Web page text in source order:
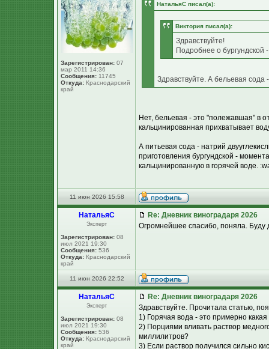
Зарегистрирован: 07
мар 2011 14:36
Сообщения: 11745
Откуда: Краснодарский
край
НатальяС писал(а):
Виктория писал(а):
Здравствуйте!
Подробнее о бургундской
Здравствуйте. А бельевая сода
Нет, бельевая - это "полежавшая" в
кальцинированная прихватывает
А питьевая сода - натрий
приготовления бургундской -
кальцинированную в горячей воде.
11 июн 2026 15:58
НатальяС
Эксперт
Зарегистрирован: 08
июл 2021 19:30
Сообщения: 536
Откуда: Краснодарский
край
Re: Дневник виноградаря 2026
Огромнейшее спасибо, поняла. Буду
11 июн 2026 22:52
НатальяС
Эксперт
Зарегистрирован: 08
июл 2021 19:30
Сообщения: 536
Откуда: Краснодарский
край
Re: Дневник виноградаря 2026
Здравствуйте. Прочитала статью,
1) Горячая вода - это примерно
2) Порциями вливать раствор
миллилитров?
3) Если раствор получился сильно